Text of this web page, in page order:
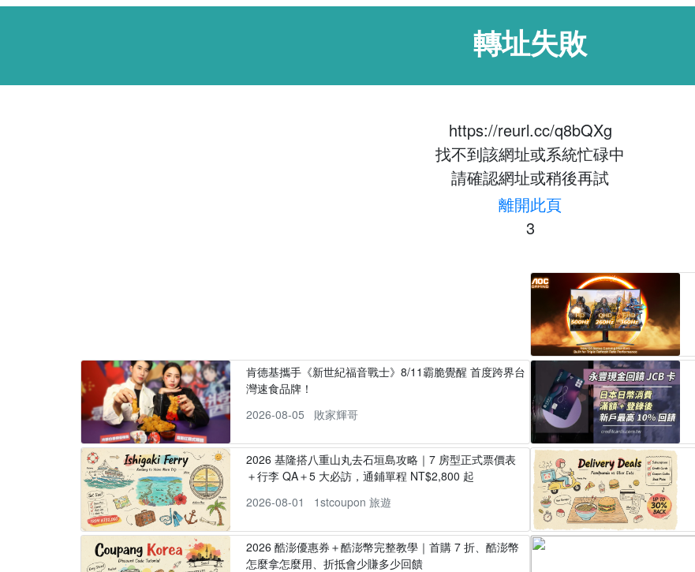
轉址失敗
https://reurl.cc/q8bQXg
找不到該網址或系統忙碌中
請確認網址或稍後再試
離開此頁
3
肯德基攜手《新世紀福音戰士》8/11霸脆覺醒 首度跨界台
灣速食品牌！
2026-08-05
敗家輝哥
2026 基隆搭八重山丸去石垣島攻略｜7 房型正式票價表
＋行李 QA＋5 大必訪，通鋪單程 NT$2,800 起
2026-08-01
1stcoupon 旅遊
2026 酷澎優惠券＋酷澎幣完整教學｜首購 7 折、酷澎幣
怎麼拿怎麼用、折抵會少賺多少回饋